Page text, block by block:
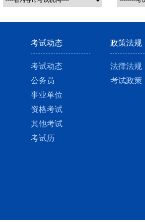
考试动态
考试动态
公务员
事业单位
资格考试
其他考试
考试历
政策法规
法律法规
考试政策